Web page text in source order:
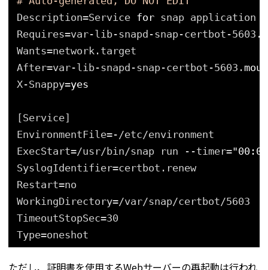
Description=Service for snap application
Requires=var-lib-snapd-snap-certbot-5603.
Wants=network.target
After=var-lib-snapd-snap-certbot-5603.
X-Snappy=yes
[Service]
EnvironmentFile=- /etc/environment
ExecStart=/usr/bin/snap run --timer=
SyslogIdentifier=certbot.renew
Restart=no
WorkingDirectory=/var/snap/certbot/5603
TimeoutStopSec=30
Type=oneshot